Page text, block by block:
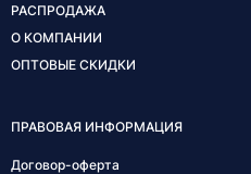
РАСПРОДАЖА
О КОМПАНИИ
ОПТОВЫЕ СКИДКИ
ПРАВОВАЯ ИНФОРМАЦИЯ
Договор-оферта